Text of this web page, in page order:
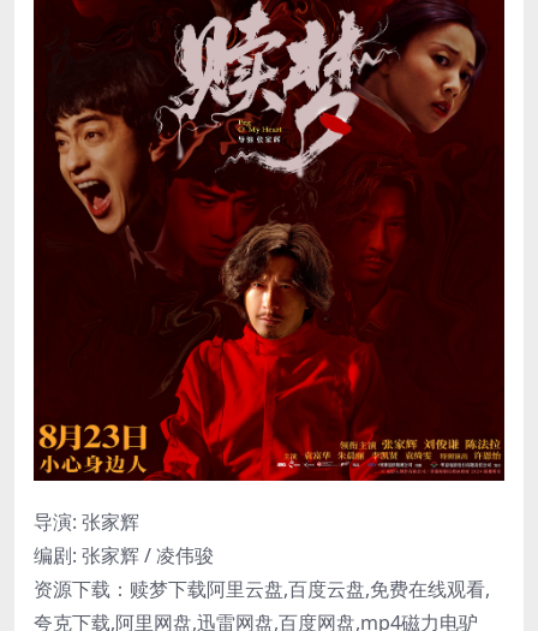
导演: 张家辉
编剧: 张家辉 / 凌伟骏
资源下载：赎梦下载阿里云盘,百度云盘,免费在线观看,
夸克下载,阿里网盘,迅雷网盘,百度网盘,mp4磁力电驴